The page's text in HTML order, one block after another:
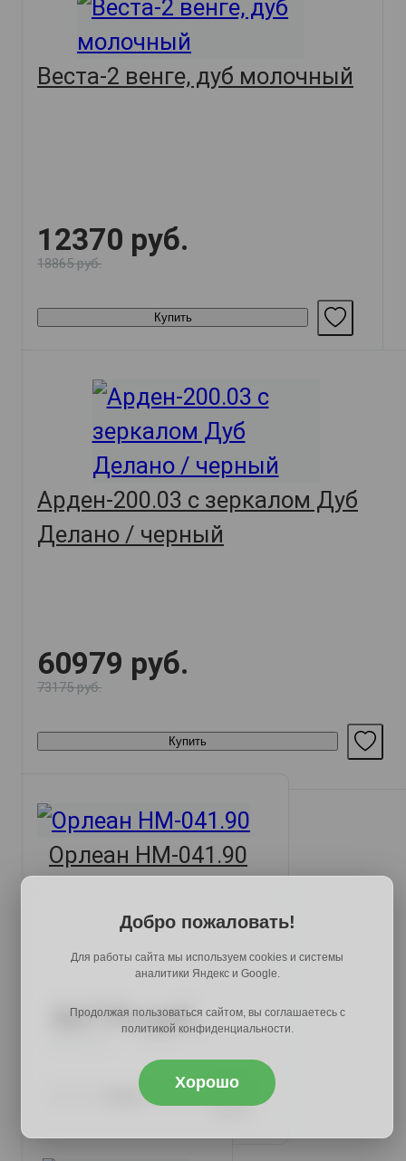
Веста-2 венге, дуб молочный
12370 руб.
18865 руб.
Купить
Арден-200.03 с зеркалом Дуб
Делано / черный
60979 руб.
73175 руб.
Купить
Орлеан НМ-041.90
36779 руб.
Купить
Добро пожаловать!
Для работы сайта мы используем cookies и системы
аналитики Яндекс и Google.
Продолжая пользоваться сайтом, вы соглашаетесь с
политикой конфиденциальности.
Хорошо